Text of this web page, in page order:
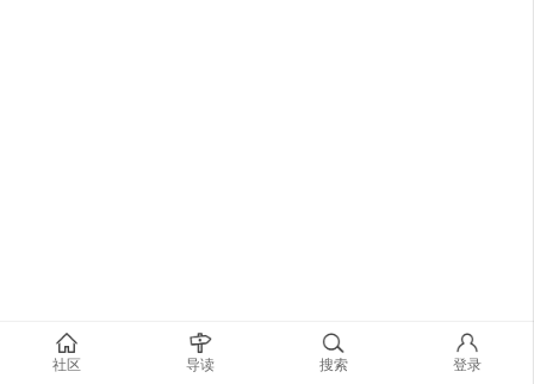
社区 导读 搜索 登录